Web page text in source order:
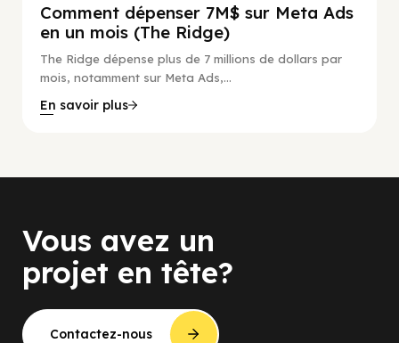
Comment dépenser 7M$ sur Meta Ads
en un mois (The Ridge)
The Ridge dépense plus de 7 millions de dollars par
mois, notamment sur Meta Ads,...
En savoir plus
Vous avez un
projet en tête?
Contactez-nous